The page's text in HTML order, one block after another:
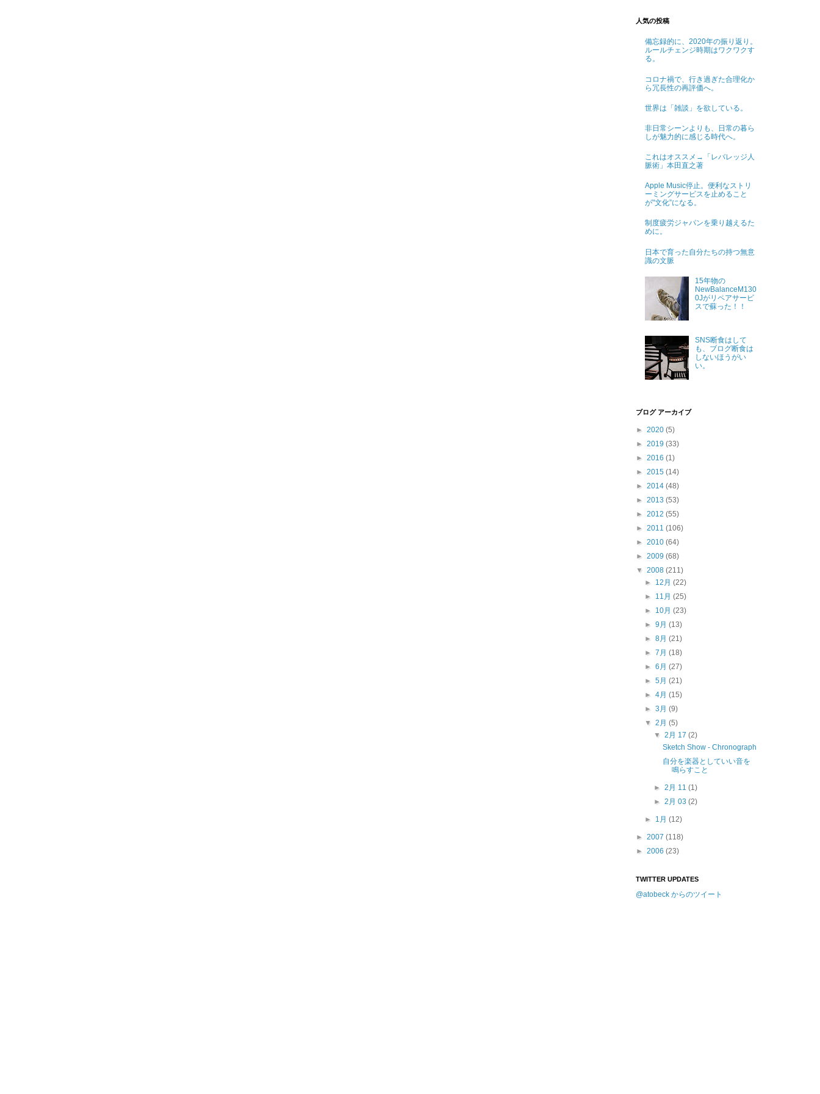
人気の投稿
備忘録的に、2020年の振り返り。
ルールチェンジ時期はワクワクす
る。
コロナ禍で、行き過ぎた合理化か
ら冗長性の再評価へ。
世界は「雑談」を欲している。
非日常シーンよりも、日常の暮ら
しが魅力的に感じる時代へ。
これはオススメ→「レバレッジ人
脈術」本田直之著
Apple Music停止。便利なストリ
ーミングサービスを止めること
が"文化”になる。
制度疲労ジャパンを乗り越えるた
めに。
日本で育った自分たちの持つ無意
識の文脈
15年物の
NewBalanceM130
0Jがリペアサービ
スで蘇った！！
SNS断食はして
も、ブログ断食は
しないほうがい
い。
ブログ アーカイブ
► 2020 (5)
► 2019 (33)
► 2016 (1)
► 2015 (14)
► 2014 (48)
► 2013 (53)
► 2012 (55)
► 2011 (106)
► 2010 (64)
► 2009 (68)
▼ 2008 (211)
► 12月(22)
► 11月(25)
► 10月(23)
►9月(13)
►8月(21)
►7月(18)
►6月(27)
►5月(21)
►4月(15)
►3月(9)
▼2月(5)
▼ 2月 17 (2)
Sketch Show - Chronograph
自分を楽器としていい音を
鳴らすこと
► 2月 11 (1)
► 2月 03 (2)
► 1月(12)
► 2007 (118)
► 2006 (23)
TWITTER UPDATES
@atobeck からのツイート